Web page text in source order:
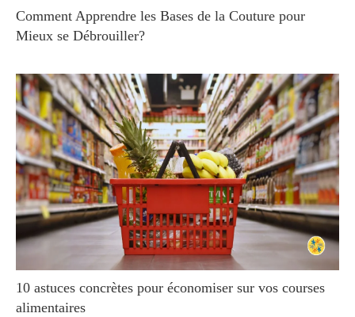
Comment Apprendre les Bases de la Couture pour
Mieux se Débrouiller?
10 astuces concrètes pour économiser sur vos courses
alimentaires